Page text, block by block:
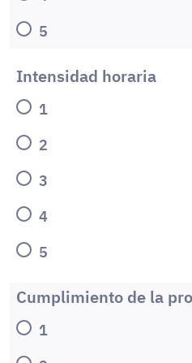
5
Intensidad horaria
1
2
3
4
5
Cumplimiento de la
1